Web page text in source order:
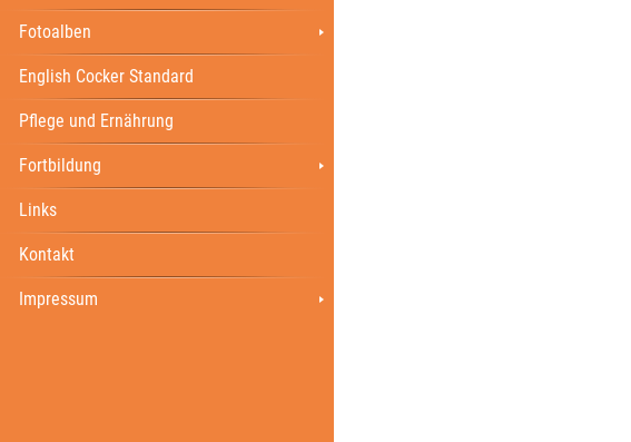
Fotoalben
English Cocker Standard
Pflege und Ernährung
Fortbildung
Links
Kontakt
Impressum